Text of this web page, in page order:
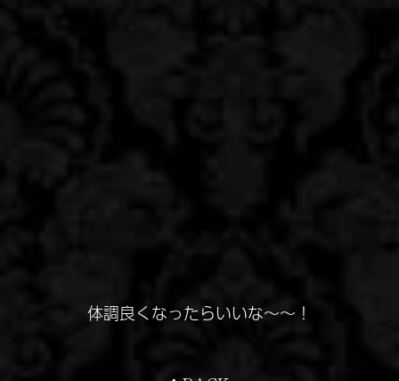
体調良くなったらいいな～～！